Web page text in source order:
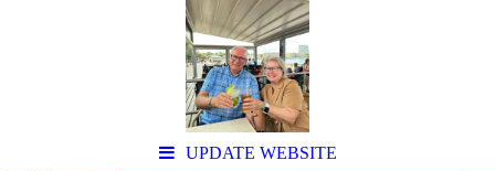
UPDATE WEBSITE